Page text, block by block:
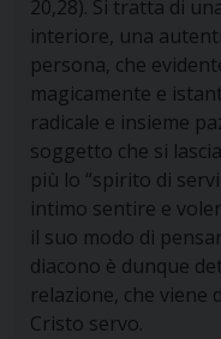
20,28). Si tratta di
interiore, una
persona, che
magicamente e
radicale e insieme
soggetto che si
più lo “spirito di
intimo sentire e
il suo modo di
diacono è dunque
relazione, che viene
Cristo servo.